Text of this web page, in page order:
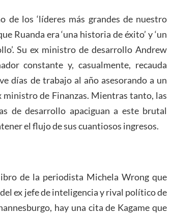
de los ‘líderes más grandes de nuestro
Ruanda era ‘una historia de éxito’ y ‘un
Su ex ministro de desarrollo Andrew
constante y, casualmente, recauda
días de trabajo al año asesorando a un
de Finanzas. Mientras tanto, las
de desarrollo apaciguan a este brutal
el flujo de sus cuantiosos ingresos.
de la periodista Michela Wrong que
ex jefe de inteligencia y rival político de
hay una cita de Kagame que